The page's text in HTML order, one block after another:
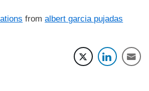
fromalbert garcia pujadas